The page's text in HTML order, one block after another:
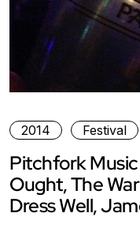
2014 Festival
Pitchfork Music
Ought, The
Dress Well,